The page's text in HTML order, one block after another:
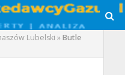
Lubelski »Butle